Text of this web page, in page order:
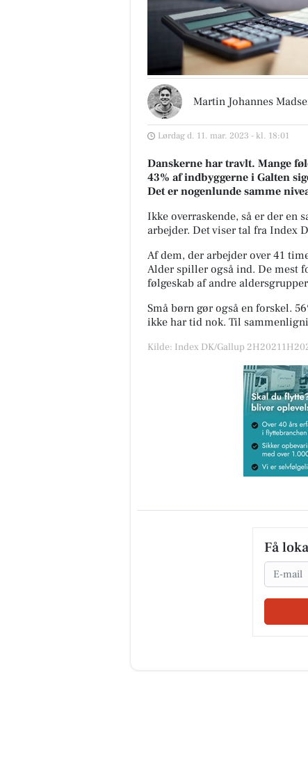
Martin Johannes
Lørdag d. 11. mar. 2023 - kl. 18:01
Danskerne har travlt. Mange
43% af indbyggerne i Galten
Det er nogenlunde samme
Ikke overraskende, så er der en
arbejder. Det viser tal fra Index
Af dem, der arbejder over 41
Alder spiller også ind. De mest
følgeskab af andre
Små børn gør også en forskel.
ikke har tid nok. Til
Kilde: Index DK/Gallup
Få
Email